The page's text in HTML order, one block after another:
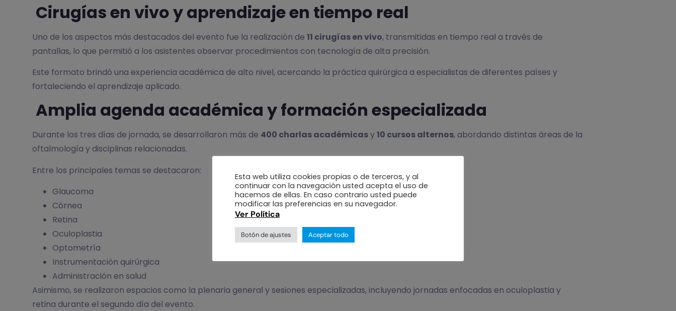
Cirugías en vivo y aprendizaje en tiempo real
Uno de los aspectos más destacados del evento fue la realización de 11 cirugías en vivo, transmitidas en tiempo real a través de
pantallas, lo que permitió a los asistentes observar procedimientos con tecnología de alta precisión.
Este formato brindó una experiencia académica de alto nivel, acercando la práctica quirúrgica a especialistas de diferentes países y
fortaleciendo el aprendizaje aplicado.
Amplia agenda académica y formación especializada
Durante los tres días de jornada, se desarrollaron más de 400 charlas académicasy10 cursos alternos, abordando distintas áreas de la
oftalmología y disciplinas relacionadas.
Entre los principales temas se destacaron:
Glaucoma
Córnea
Retina
Oculoplastia
Optometría
Instrumentación quirúrgica
Administración en salud
Asimismo, se realizaron espacios como la plenaria general y sesiones especializadas, incluyendo jornadas enfocadas en oculoplastia y
retina durante el segundo día del evento.
Esta web utiliza cookies propias o de terceros, y al
continuar con la navegación usted acepta el uso de
hacemos de ellas. En caso contrario usted puede
modificar las preferencias en su navegador.
Ver Política
Botón de ajustes Aceptar todo